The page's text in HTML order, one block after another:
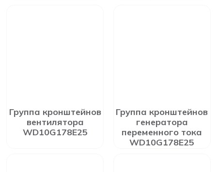
Группа кронштейнов
вентилятора
WD10G178E25
Группа кронштейнов
генератора
переменного тока
WD10G178E25